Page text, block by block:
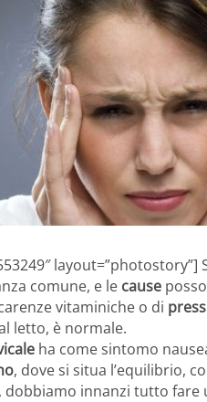
comune, e le cause
vitaminiche o di
letto, è normale.
ha come sintomo
, dove si situa l’equilibrio,
innanzi tutto fare